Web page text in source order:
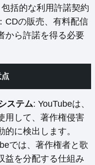
包括的な利用許諾契約
CDの販売、有料配信
から許諾を得る必要
ステム: YouTubeは、
用して、著作権侵害
に検出します。
では、著作権者と歌
益を分配する仕組み